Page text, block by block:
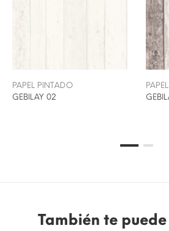
PAPEL PINTADO
GEBILAY 02
También te